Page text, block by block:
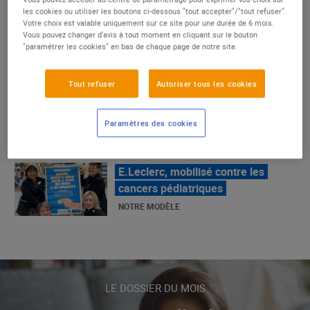
La Grande Rencontre 2024, encore
un succès
NOTRE MODÈLE
E.Leclerc, mobilisé contre les
cancers pédiatriques
LE MOUVEMENT E.LECLERC ET
SES COMBATS
« Repérage » - La nouvelle revue de
tendances de Marque Repère
LE DOSSIER DU MOIS
les cookies ou utiliser les boutons ci-dessous "tout accepter"/"tout refuser".
Votre choix est valable uniquement sur ce site pour une durée de 6 mois.
Vous pouvez changer d'avis à tout moment en cliquant sur le bouton
"paramétrer les cookies" en bas de chaque page de notre site.
Tout refuser Autoriser tous les cookies
Paramètres des cookies